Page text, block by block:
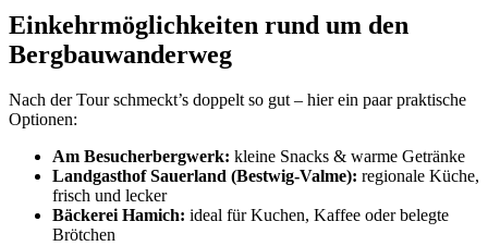
Einkehrmöglichkeiten rund um den
Bergbauwanderweg
Nach der Tour schmeckt’s doppelt so gut – hier ein paar praktische
Optionen:
Am Besucherbergwerk: kleine Snacks & warme Getränke
Landgasthof Sauerland (Bestwig-Valme): regionale Küche,
frisch und lecker
Bäckerei Hamich: ideal für Kuchen, Kaffee oder belegte
Brötchen